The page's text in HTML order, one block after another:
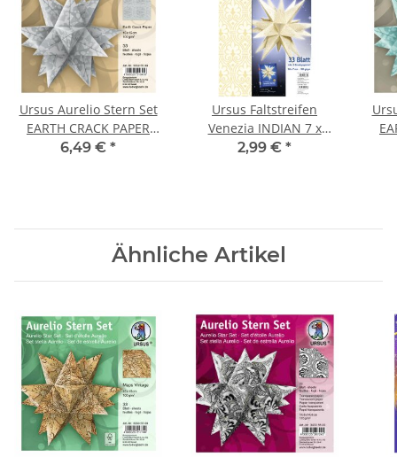
Ursus Aurelio Stern Set
EARTH CRACK PAPER
silber 15 x 15cm, 1 Pack
6,49 € *
Ursus Faltstreifen
Venezia INDIAN 7 x
30cm 120g, 33 Stück
2,99 € *
Ähnliche Artikel